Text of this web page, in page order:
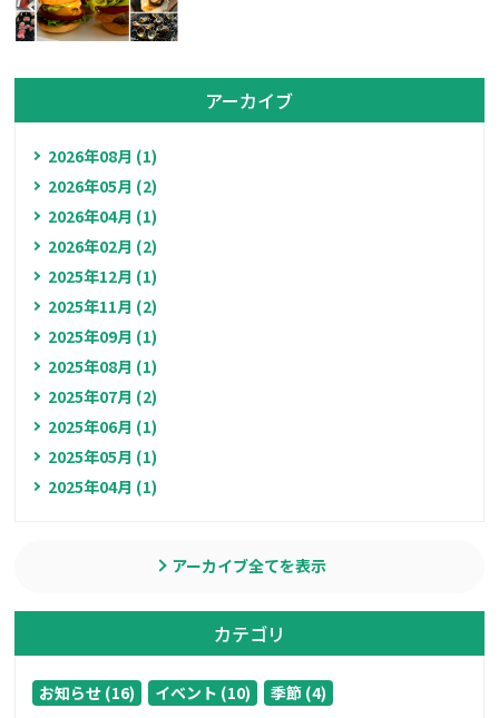
アーカイブ
2026年08月 (1)
2026年05月 (2)
2026年04月 (1)
2026年02月 (2)
2025年12月 (1)
2025年11月 (2)
2025年09月 (1)
2025年08月 (1)
2025年07月 (2)
2025年06月 (1)
2025年05月 (1)
2025年04月 (1)
アーカイブ全てを表示
カテゴリ
お知らせ (16) イベント (10) 季節 (4)